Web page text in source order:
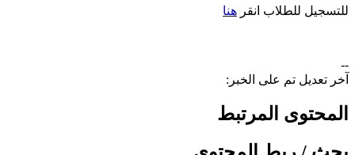
للتسجيل للطلاب انقر هنا
--
آخر تعديل تم على الخبر:
المحتوى المرتبط